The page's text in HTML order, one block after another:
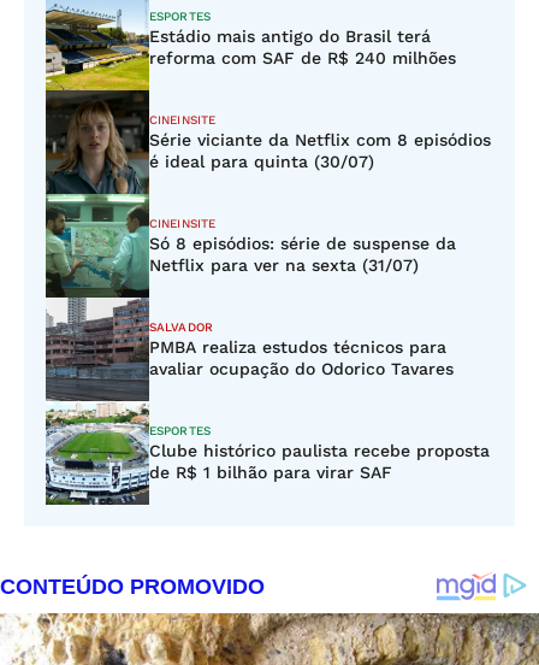
ESPORTES
Estádio mais antigo do Brasil terá
reforma com SAF de R$ 240 milhões
CINEINSITE
Série viciante da Netflix com 8 episódios
é ideal para quinta (30/07)
CINEINSITE
Só 8 episódios: série de suspense da
Netflix para ver na sexta (31/07)
SALVADOR
PMBA realiza estudos técnicos para
avaliar ocupação do Odorico Tavares
ESPORTES
Clube histórico paulista recebe proposta
de R$ 1 bilhão para virar SAF